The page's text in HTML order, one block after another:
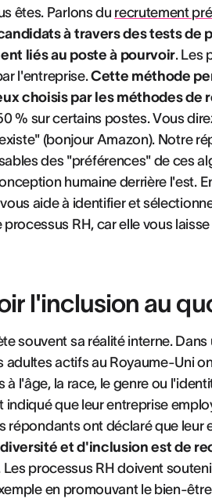
êtes. Parlons du recrutement
à travers des tests de
liés au poste à pourvoir. Les
l'entreprise.Cette méthode
choisis par les méthodes de
% sur certains postes. Vous
(bonjour Amazon). Notre
des "préférences" de ces
humaine derrière l'est.
aide à identifier et
RH, car elle vous
l'inclusion au
souvent sa réalité interne. Dans
adultes actifs au Royaume-Uni
l'âge, la race, le genre ou
indiqué que leur entreprise
répondants ont déclaré que leur
diversité et d'inclusion est de
Les processus RH doivent
en promouvant le bien-